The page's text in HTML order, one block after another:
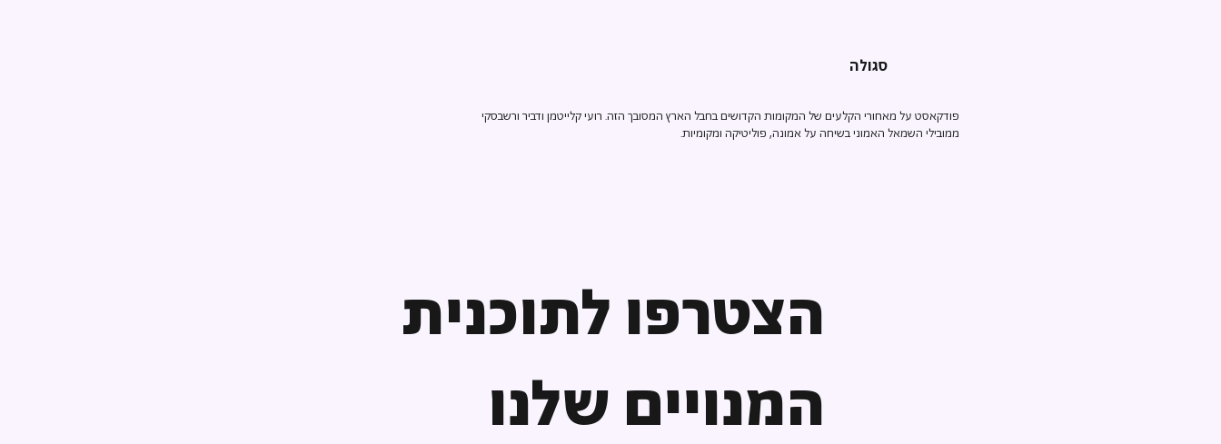
הצטרפו לתוכנית
המנויים שלנו
סגולה
פודקאסט על מאחורי הקלעים של המקומות הקדושים בחבל הארץ המסובך הזה. רועי קלייטמן ודביר ורשבסקי
ממובילי השמאל האמוני בשיחה על אמונה, פוליטיקה ומקומיות.